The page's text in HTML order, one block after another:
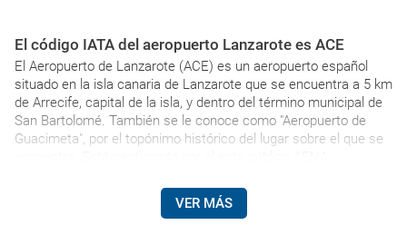
El código IATA del aeropuerto Lanzarote es ACE
El Aeropuerto de Lanzarote (ACE) es un aeropuerto español
situado en la isla canaria de Lanzarote que se encuentra a 5 km
de Arrecife, capital de la isla, y dentro del término municipal de
San Bartolomé. También se le conoce como "Aeropuerto de
Guacimeta", por el topónimo histórico del lugar sobre el que se
VER MÁS